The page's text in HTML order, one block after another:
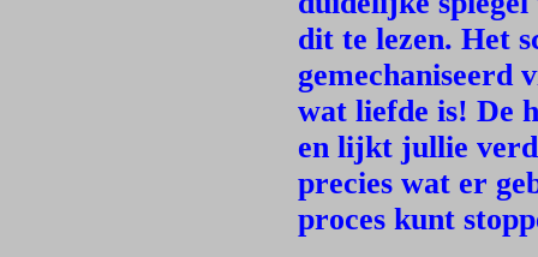
dit te lezen. Het
gemechaniseerd
wat liefde is! De
en lijkt jullie
precies wat er
proces kunt